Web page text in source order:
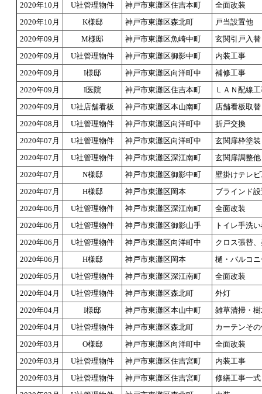
2020年10月
U社管理物件 神戸市東灘区住吉本町
全面改装
2020年10月
K様邸 神戸市東灘区森北町
戸当設置他
2020年09月
M様邸 神戸市東灘区魚崎中町
玄関引戸入替
2020年09月
U社管理物件 神戸市東灘区御影中町
内装工事
2020年09月
I様邸 神戸市東灘区向洋町中
補修工事
2020年09月
I医院 神戸市東灘区住吉本町
ＬＡＮ配線
2020年09月
U社店舗看板 神戸市東灘区本山南町
店舗看板取替
2020年08月
U社管理物件 神戸市東灘区向洋町中
折戸交換
2020年07月
U社管理物件 神戸市東灘区向洋町中
玄関扉枠塗装
2020年07月
U社管理物件 神戸市東灘区深江南町
玄関扉調整他
2020年07月
N様邸 神戸市東灘区御影中町
壁掛けテレ
2020年07月
H様邸 神戸市東灘区岡本
ブラインド
2020年06月
U社管理物件 神戸市東灘区深江南町
全面改装
2020年06月
U社管理物件 神戸市東灘区御影山手
トイレ手洗
2020年06月
U社管理物件 神戸市東灘区向洋町中
クロス張替
2020年06月
H様邸 神戸市東灘区岡本
樋・バルコ
2020年05月
U社管理物件 神戸市東灘区深江南町
全面改装
2020年04月
U社管理物件 神戸市東灘区森北町
外灯
2020年04月
I様邸 神戸市東灘区本山中町
雑草清掃・
2020年04月
U社管理物件 神戸市東灘区森北町
カーテンそ
2020年03月
O様邸 神戸市東灘区向洋町中
全面改装
2020年03月
U社管理物件 神戸市東灘区住吉宮町
内装工事
2020年03月
U社管理物件 神戸市東灘区住吉宮町
修繕工事一式